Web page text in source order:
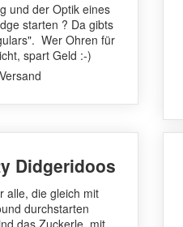
und der Optik eines
starten ? Da gibts
Wer Ohren für
spart Geld :-)
Didgeridoos
alle, die gleich mit
durchstarten
das Zuckerle, mit